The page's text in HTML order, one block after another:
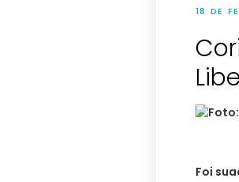
18 DE
Foi